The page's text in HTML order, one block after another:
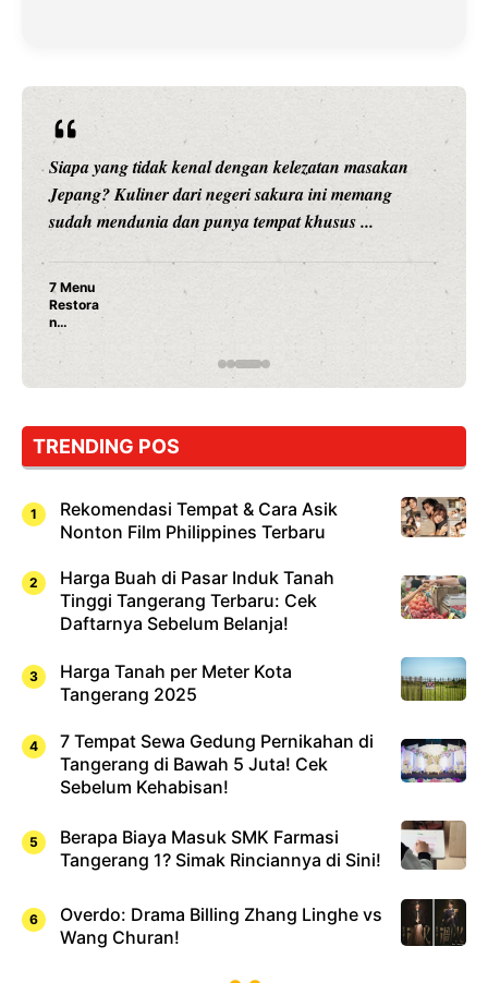
Siapa yang tidak kenal dengan kelezatan masakan
Jepang? Kuliner dari negeri sakura ini memang
sudah mendunia dan punya tempat khusus ...
7 Menu
Restora
n
Jepang
Dicoba,
Cuma
Sushi!
TRENDING POS
Rekomendasi Tempat & Cara Asik
Nonton Film Philippines Terbaru
Harga Buah di Pasar Induk Tanah
Tinggi Tangerang Terbaru: Cek
Daftarnya Sebelum Belanja!
Harga Tanah per Meter Kota
Tangerang 2025
7 Tempat Sewa Gedung Pernikahan di
Tangerang di Bawah 5 Juta! Cek
Sebelum Kehabisan!
Berapa Biaya Masuk SMK Farmasi
Tangerang 1? Simak Rinciannya di Sini!
Overdo: Drama Billing Zhang Linghe vs
Wang Churan!